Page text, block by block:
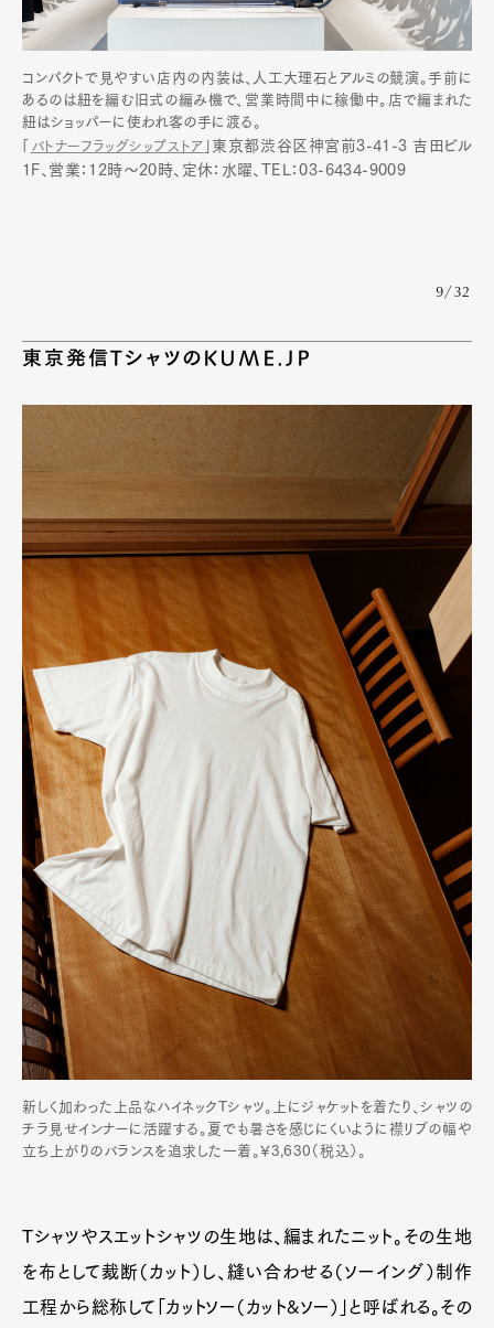
コンパクトで見やすい店内の内装は、人工大理石とアルミの競演。手前に
あるのは紐を編む旧式の編み機で、営業時間中に稼働中。店で編まれた
紐はショッパーに使われ客の手に渡る。
バトナーフラッグシップストア
東京都渋谷区神宮前3-41-3 吉田ビル
1F、 営業：12時〜20時、 定休：水曜、TEL ：03-6434-9009
9/32
東京発信TシャツのKUME.JP
新しく加わった上品なハイネックTシャツ。上にジャケットを着たり、シャツの
チラ見せインナーに活躍する。夏でも暑さを感じにくいように襟リブの幅や
立ち上がりのバランスを追求した一着。¥3,630（税込）。
Tシャツやスエットシャツの生地は、編まれたニット。その生地
を布として裁断（カット）し、縫い合わせる（ソーイング）制作
工程から総称して「カットソー（カット&ソー）」と呼ばれる。その